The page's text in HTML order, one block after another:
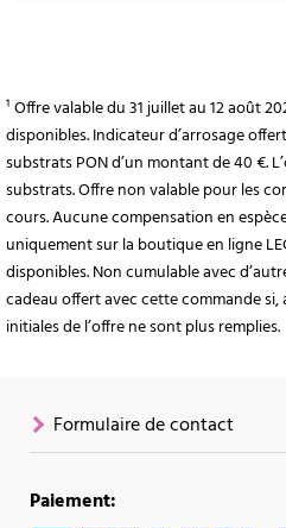
¹ Offre valable du 31 juillet au 12 août
disponibles. Indicateur d’arrosage
substrats PON d’un montant de 40 €.
substrats. Offre non valable pour les
cours. Aucune compensation en
uniquement sur la boutique en ligne
disponibles. Non cumulable avec
cadeau offert avec cette commande
initiales de l’offre ne sont plus remplies.
Formulaire de contact
Paiement: